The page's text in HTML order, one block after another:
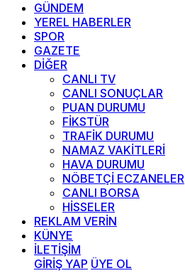
GÜNDEM
YEREL HABERLER
SPOR
GAZETE
DİĞER
CANLI TV
CANLI SONUÇLAR
PUAN DURUMU
FİKSTÜR
TRAFİK DURUMU
NAMAZ VAKİTLERİ
HAVA DURUMU
NÖBETÇİ ECZANELER
CANLI BORSA
HİSSELER
REKLAM VERİN
KÜNYE
İLETİŞİM
GİRİŞ YAP ÜYE OL